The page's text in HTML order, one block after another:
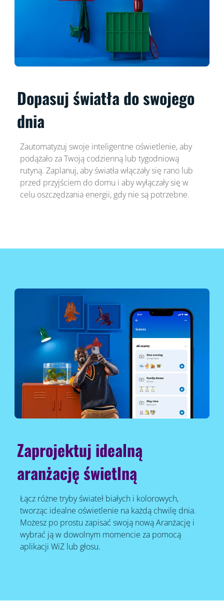
Dopasuj światła do swojego
dnia
Zautomatyzuj swoje inteligentne oświetlenie, aby
podążało za Twoją codzienną lub tygodniową
rutyną. Zaplanuj, aby światła włączały się rano lub
przed przyjściem do domu i aby wyłączały się w
celu oszczędzania energii, gdy nie są potrzebne.
Zaprojektuj idealną
aranżację świetlną
Łącz różne tryby świateł białych i kolorowych,
tworząc idealne oświetlenie na każdą chwilę dnia.
Możesz po prostu zapisać swoją nową Aranżację i
wybrać ją w dowolnym momencie za pomocą
aplikacji WiZ lub głosu.